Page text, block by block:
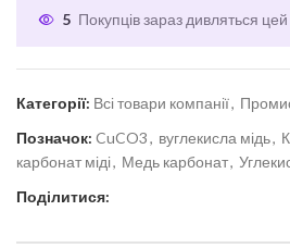
5 Покупців зараз дивляться
Категорії: Всі товари компанії,
Позначок: CuCO3, вуглекисла мідь,
карбонат міді, Медь карбонат,
Поділитися: